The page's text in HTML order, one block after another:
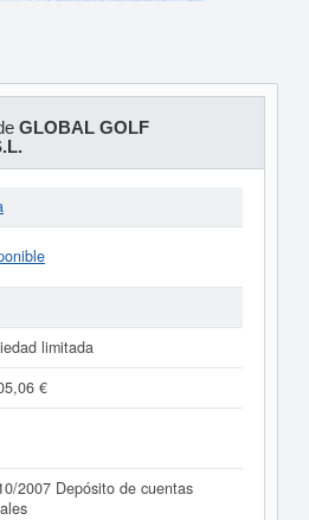
GLOBAL GOLF
limitada
€
2007 Depósito de cuentas